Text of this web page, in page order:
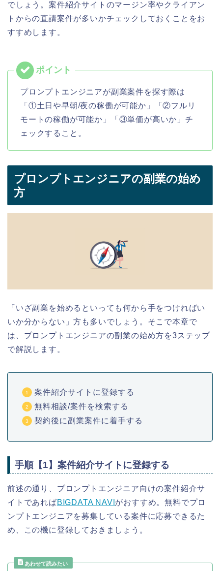
でしょう。 案件紹介サイトのマージン率やクライアン
トからの直請案件が多いかチェックしておくことをお
すすめします。
プロンプトエンジニアが副業案件を探す際は
「①土日や早朝/夜の稼働が可能か」「②フルリ
モートの稼働が可能か」「③単価が高いか」チ
ェックすること。
プロンプトエンジニアの副業の始め
方
「いざ副業を始めるといっても何から手をつければい
いか分からない」方も多いでしょう。そこで本章で
は、プロンプトエンジニアの副業の始め方を3ステップ
で解説します。
案件紹介サイトに登録する
無料相談/案件を検索する
契約後に副業案件に着手する
手順【1】案件紹介サイトに登録する
前述の通り、プロンプトエンジニア向けの案件紹介サ
イトであればBIGDATA NAVI がおすすめ。無料でプロ
ンプトエンジニアを募集している案件に応募できるた
め、この機に登録しておきましょう。